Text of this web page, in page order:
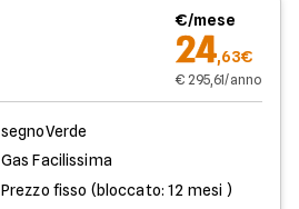
€/mese
24,63€
€ 295,61/anno
segnoVerde
Gas Facilissima
Prezzo fisso (bloccato: 12 mesi )